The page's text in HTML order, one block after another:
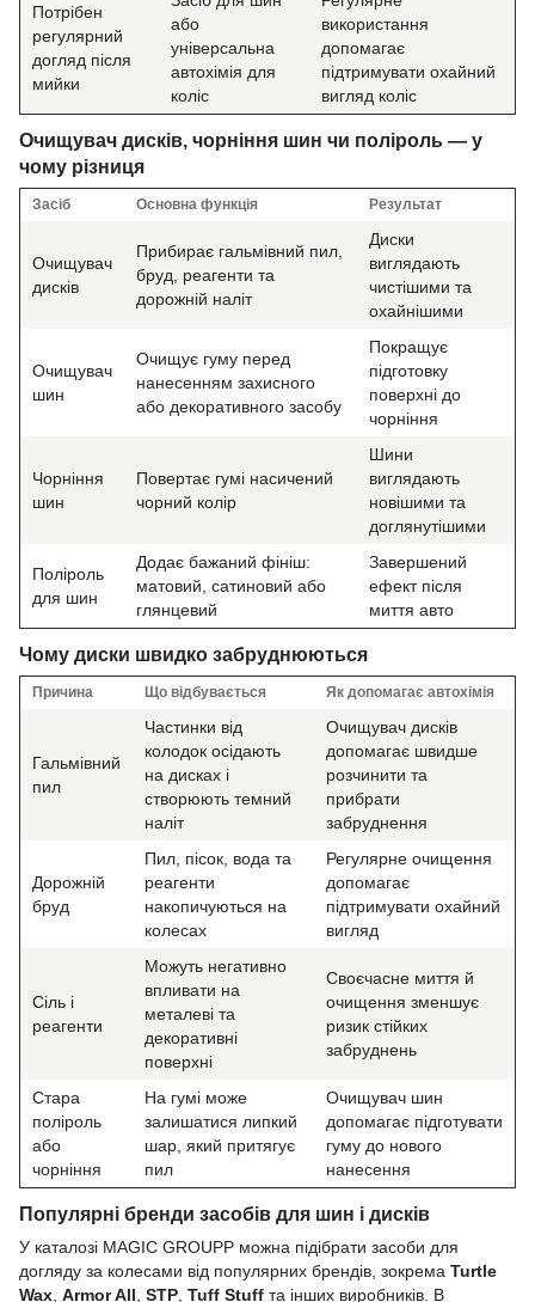
Потрібен
регулярний
догляд після
мийки
або
універсальна
автохімія для
коліс
використання
допомагає
підтримувати охайний
вигляд коліс
Очищувач дисків, чорніння шин чи поліроль — у
чому різниця
Засіб Основна функція Результат
Очищувач
дисків
Прибирає гальмівний пил,
бруд, реагенти та
дорожній наліт
Диски
виглядають
чистішими та
охайнішими
Очищувач
шин
Очищує гуму перед
нанесенням захисного
або декоративного засобу
Покращує
підготовку
поверхні до
чорніння
Чорніння
шин
Повертає гумі насичений
чорний колір
Шини
виглядають
новішими та
доглянутішими
Поліроль
для шин
Додає бажаний фініш:
матовий, сатиновий або
глянцевий
Завершений
ефект після
миття авто
Чому диски швидко забруднюються
Причина Що відбувається Як допомагає автохімія
Гальмівний
пил
Частинки від
колодок осідають
на дисках і
створюють темний
наліт
Очищувач дисків
допомагає швидше
розчинити та
прибрати
забруднення
Дорожній
бруд
Пил, пісок, вода та
реагенти
накопичуються на
колесах
Регулярне очищення
допомагає
підтримувати охайний
вигляд
Сіль і
реагенти
Можуть негативно
впливати на
металеві та
декоративні
поверхні
Своєчасне миття й
очищення зменшує
ризик стійких
забруднень
Стара
поліроль
або
чорніння
На гумі може
залишатися липкий
шар, який притягує
пил
Очищувач шин
допомагає підготувати
гуму до нового
нанесення
Популярні бренди засобів для шин і дисків
У каталозі MAGIC GROUPP можна підібрати засоби для
догляду за колесами від популярних брендів, зокрема Turtle
Wax Armor All STP Tuff Stuff та інших виробників. В